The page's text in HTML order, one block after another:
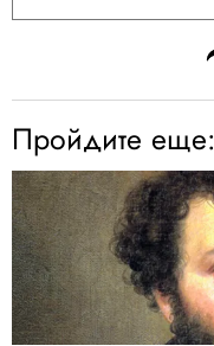
Пройдите еще: